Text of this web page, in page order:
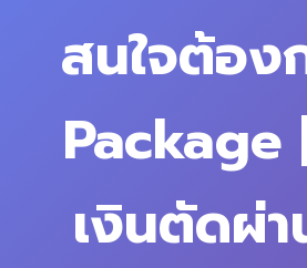
สนใจต้อง
Package
เงินตัดผ่